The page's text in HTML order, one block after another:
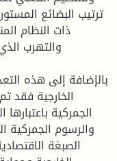
ترتيب البضائع
ذات النظام
والتهرب
بالإضافة إلى هذه
الخارجية فقد
الجمركية
والرسوم الجمركية
الصبغة